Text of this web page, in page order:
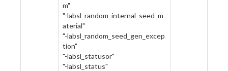
m"
"-labsl_random_internal_seed_m
aterial"
"-labsl_random_seed_gen_excep
tion"
"-labsl_statusor"
"-labsl_status"